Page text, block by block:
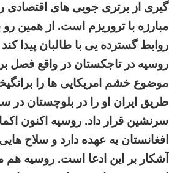
گیری از برتری جویی های اقتصادی
مبارزه با تروریزم است. از همین رو
روابط گسترده یی با طالبان پیدا
روسیه در تاجکستان در واقع فصل
موضوع خشم امریکایی ها را
طریق ایران او را در بلوچستان در
سرنشین قرار داد. روسیه اکنون
افغانستان به عهده دارد و سلاح
آشکار بر این ادعا است. روسیه هم